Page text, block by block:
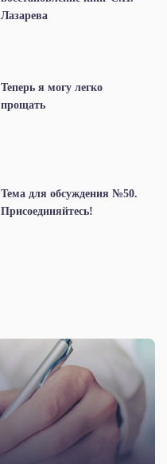
Лазарева
Теперь я могу легко
прощать
Тема для обсуждения №50.
Присоединяйтесь!